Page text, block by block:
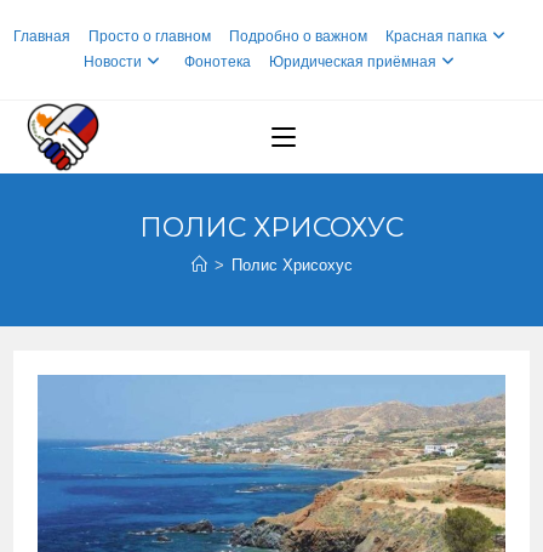
Главная Просто о главном Подробно о важном
Красная папка
Новости
Фонотека Юридическая приёмная
ПОЛИС ХРИСОХУС
> Полис Хрисохус